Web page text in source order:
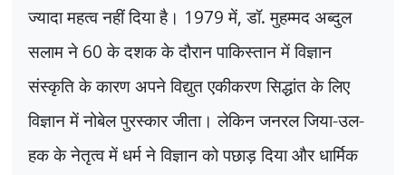
ज्यादा महत्व नहीं दिया है। 1979में,डॉ. मुहम्मद अब्दुल
सलाम ने 60के दशक के दौरान पाकिस्तान में विज्ञान
संस्कृति के कारण अपने विद्युत एकीकरण सिद्धांत के लिए
विज्ञान में नोबेल पुरस्कार जीता। लेकिन जनरल जिया-उल-
हक के नेतृत्व में धर्म ने विज्ञान को पछाड़ दिया और धार्मिक